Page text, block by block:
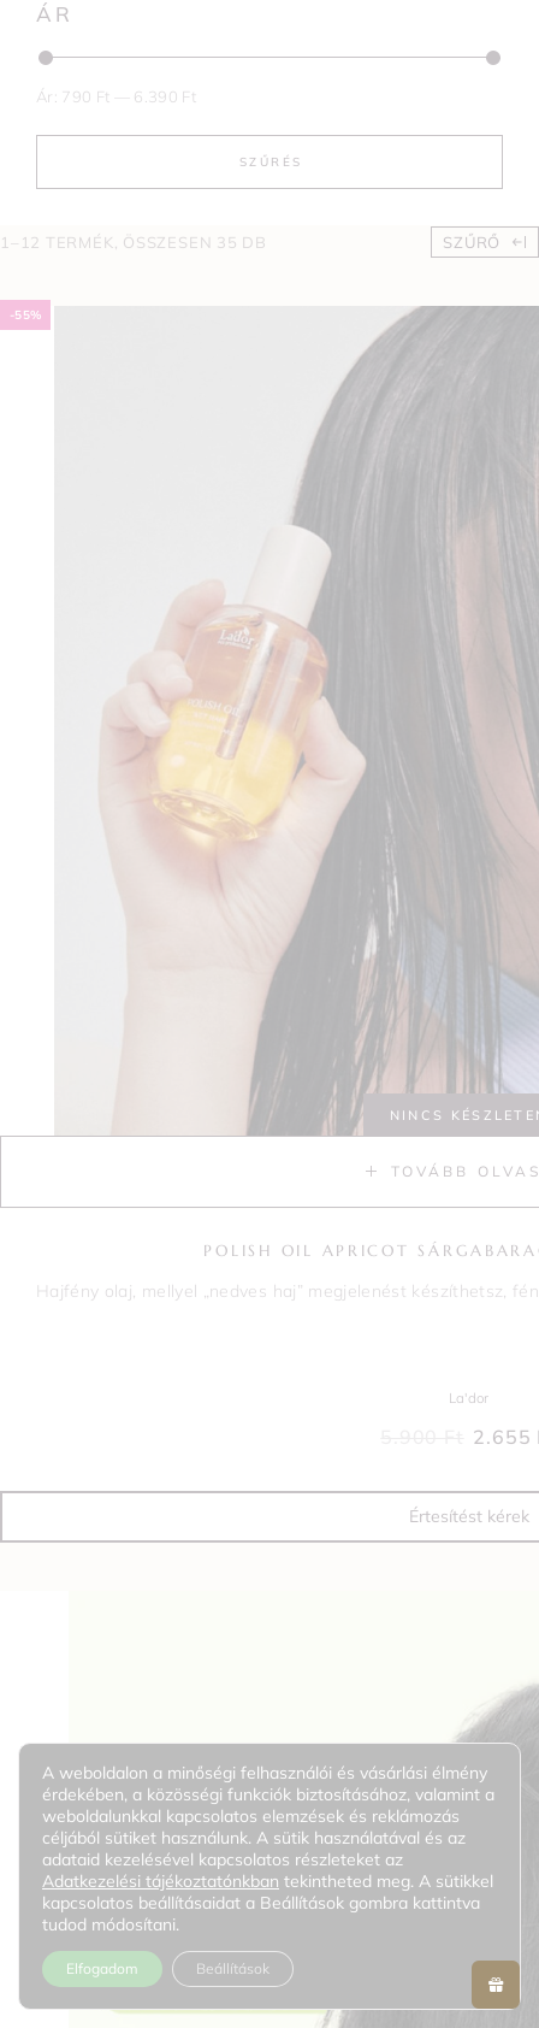
ÁR
SZŰRÉS
Ár: 790 Ft 6.390 Ft
1–12 TERMÉK, ÖSSZESEN 35 DB SZŰRŐ
-55%
NINCS
TOVÁBB
POLISH OIL APRICOT
Hajfény olaj, mellyel „nedves haj” megjelenést készíthetsz,
La'dor
2.655
Értesítést kérek
A weboldalon a minőségi felhasználói és vásárlási élmény
érdekében, a közösségi funkciók biztosításához, valamint a
weboldalunkkal kapcsolatos elemzések és reklámozás
céljából sütiket használunk. A sütik használatával és az
adataid kezelésével kapcsolatos részleteket az
Adatkezelési tájékoztatónkban tekintheted meg. A sütikkel
kapcsolatos beállításaidat a Beállítások gombra kattintva
tudod módosítani.
Elfogadom Beállítások